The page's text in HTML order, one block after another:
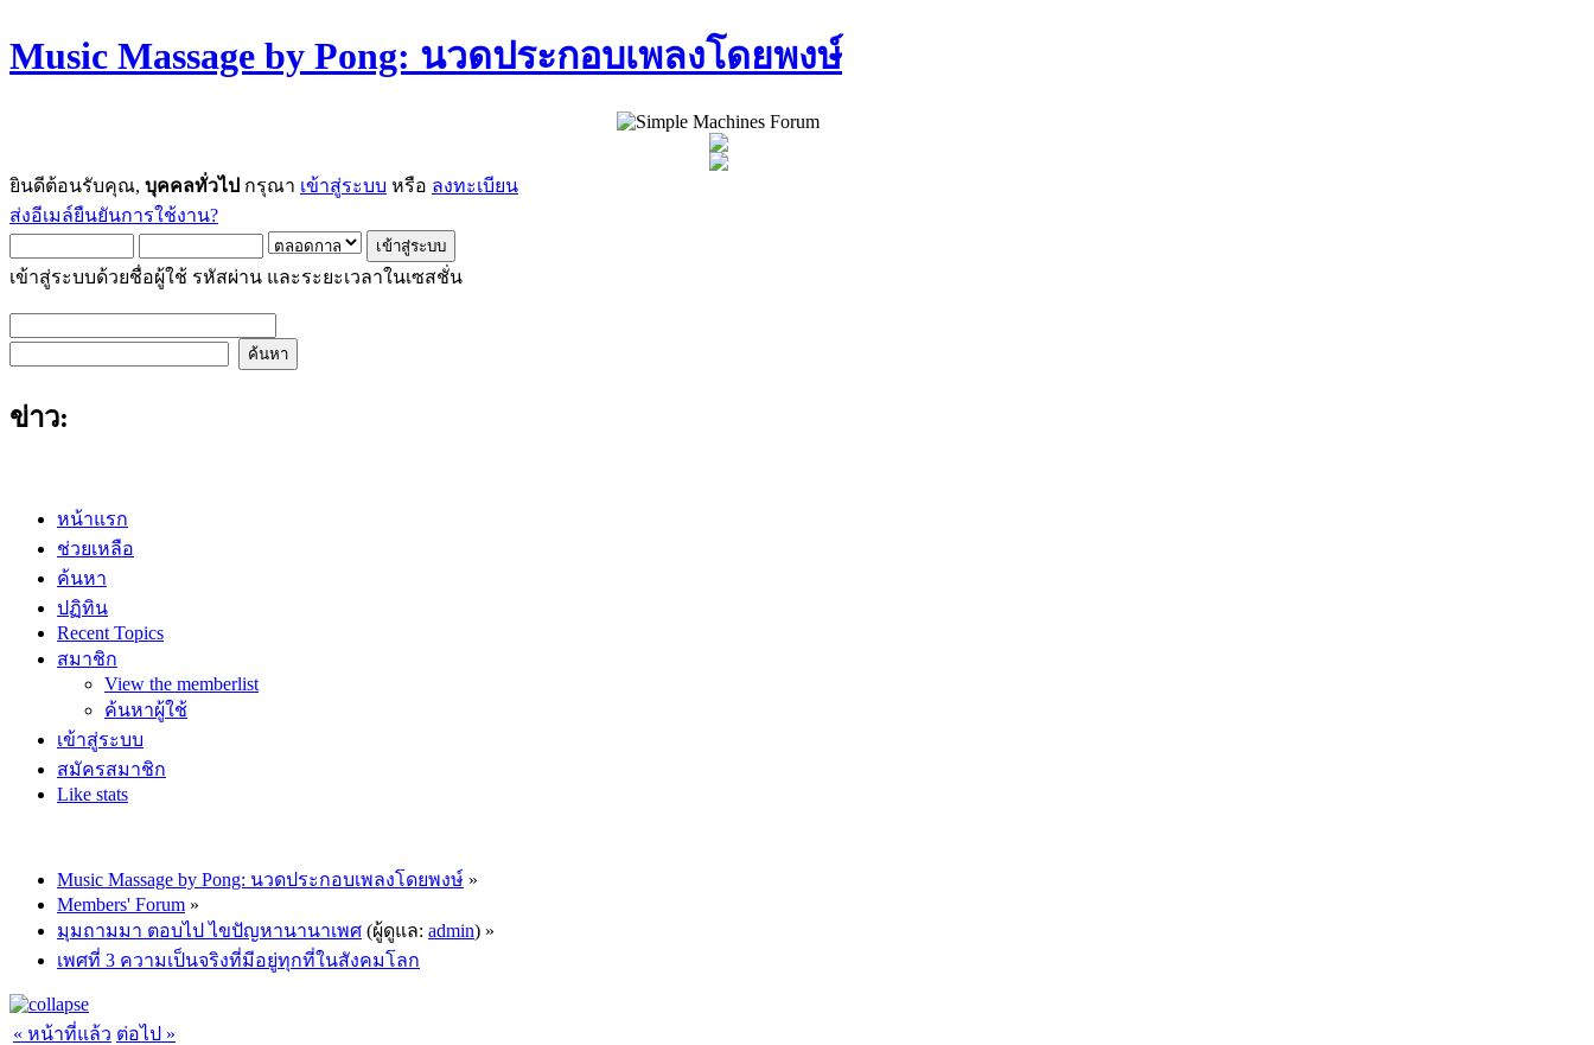
Music Massage by Pong: นวดประกอบเพลงโดยพงษ์
ยินดีต้อนรับคุณ, บุคคลทั่วไป กรุณา เข้าสู่ระบบ หรือ ลงทะเบียน
ส่งอีเมล์ยืนยันการใช้งาน?
เข้าสู่ระบบด้วยชื่อผู้ใช้ รหัสผ่าน และระยะเวลาในเซสชั่น
ข่าว:
หน้าแรก
ช่วยเหลือ
ค้นหา
ปฏิทิน
Recent Topics
สมาชิก
View the memberlist
ค้นหาผู้ใช้
เข้าสู่ระบบ
สมัครสมาชิก
Like stats
Music Massage by Pong: นวดประกอบเพลงโดยพงษ์ »
Members' Forum »
มุมถามมา ตอบไป ไขปัญหานานาเพศ (ผู้ดูแล: admin) »
เพศที่ 3 ความเป็นจริงที่มีอยู่ทุกที่ในสังคมโลก
« หน้าที่แล้ว ต่อไป »